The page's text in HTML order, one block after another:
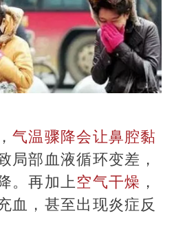
气温骤降会让鼻腔黏
局部血液循环变差，
。再加上空气干燥 ，
血，甚至出现炎症反